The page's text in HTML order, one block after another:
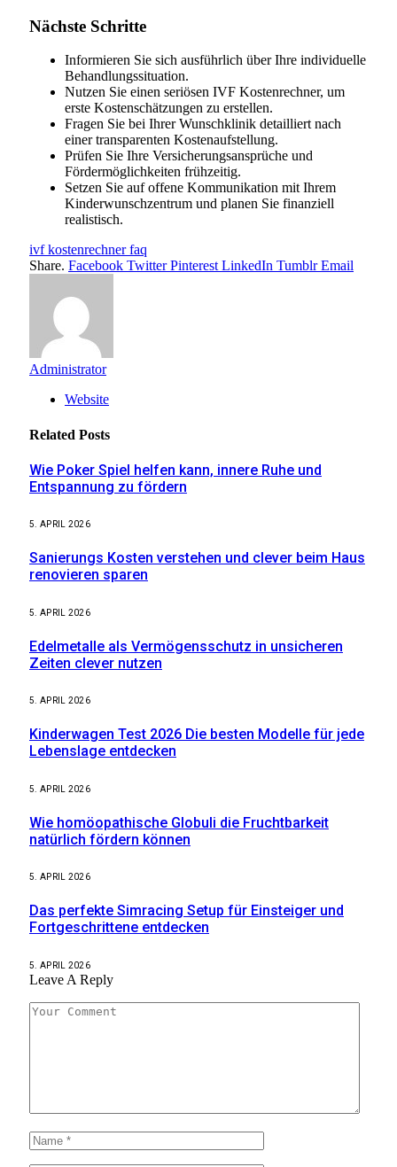
Nächste Schritte
Informieren Sie sich ausführlich über Ihre individuelle
Behandlungssituation.
Nutzen Sie einen seriösen IVF Kostenrechner, um
erste Kostenschätzungen zu erstellen.
Fragen Sie bei Ihrer Wunschklinik detailliert nach
einer transparenten Kostenaufstellung.
Prüfen Sie Ihre Versicherungsansprüche und
Fördermöglichkeiten frühzeitig.
Setzen Sie auf offene Kommunikation mit Ihrem
Kinderwunschzentrum und planen Sie finanziell
realistisch.
ivf kostenrechner faq
Share. Facebook Twitter Pinterest LinkedIn Tumblr Email
Administrator
Website
Related Posts
Wie Poker Spiel helfen kann, innere Ruhe und
Entspannung zu fördern
5. APRIL 2026
Sanierungs Kosten verstehen und clever beim Haus
renovieren sparen
5. APRIL 2026
Edelmetalle als Vermögensschutz in unsicheren
Zeiten clever nutzen
5. APRIL 2026
Kinderwagen Test 2026 Die besten Modelle für jede
Lebenslage entdecken
5. APRIL 2026
Wie homöopathische Globuli die Fruchtbarkeit
natürlich fördern können
5. APRIL 2026
Das perfekte Simracing Setup für Einsteiger und
Fortgeschrittene entdecken
5. APRIL 2026
Leave A Reply